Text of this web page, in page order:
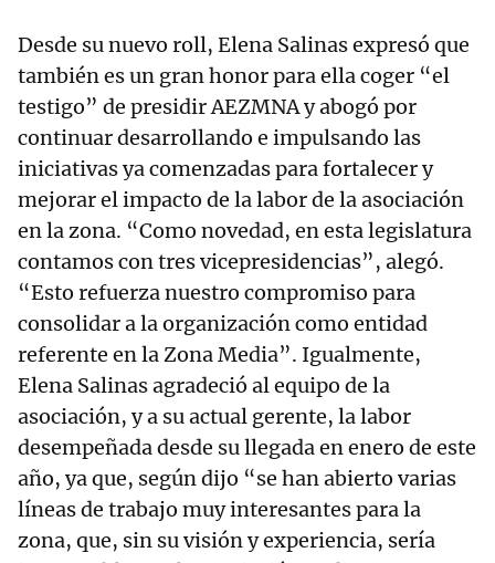
Desde su nuevo roll, Elena Salinas expresó que
también es un gran honor para ella coger “el
testigo” de presidir AEZMNA y abogó por
continuar desarrollando e impulsando las
iniciativas ya comenzadas para fortalecer y
mejorar el impacto de la labor de la asociación
en la zona. “Como novedad, en esta legislatura
contamos con tres vicepresidencias”, alegó.
“Esto refuerza nuestro compromiso para
consolidar a la organización como entidad
referente en la Zona Media”. Igualmente,
Elena Salinas agradeció al equipo de la
asociación, y a su actual gerente, la labor
desempeñada desde su llegada en enero de este
año, ya que, según dijo “se han abierto varias
líneas de trabajo muy interesantes para la
zona, que, sin su visión y experiencia, sería